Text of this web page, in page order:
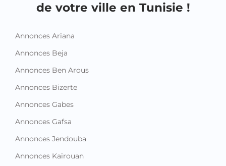
de votre ville en Tunisie !
Annonces Ariana
Annonces Beja
Annonces Ben Arous
Annonces Bizerte
Annonces Gabes
Annonces Gafsa
Annonces Jendouba
Annonces Kairouan